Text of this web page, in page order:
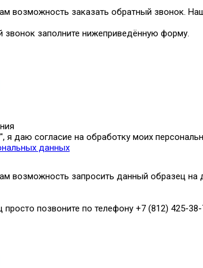
возможность заказать обратный звонок.
звонок заполните нижеприведённую форму.
я даю согласие на обработку моих
данных
возможность запросить данный образец
позвоните по телефону +7 (812) 425-